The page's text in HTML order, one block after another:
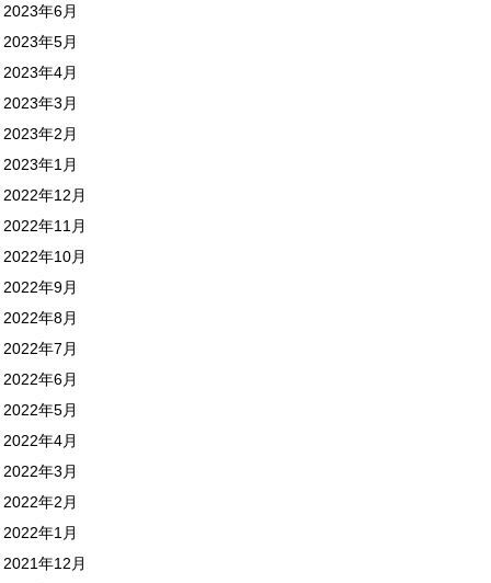
2023年6月
2023年5月
2023年4月
2023年3月
2023年2月
2023年1月
2022年12月
2022年11月
2022年10月
2022年9月
2022年8月
2022年7月
2022年6月
2022年5月
2022年4月
2022年3月
2022年2月
2022年1月
2021年12月